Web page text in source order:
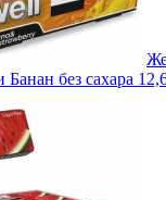
без сахара